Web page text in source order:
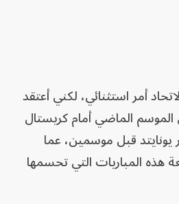
أمر استثنائي، لكني أعتقد
الموسم الماضي أمام كريستال
قبل موسمين، عما
هذه المباريات التي تحسمها